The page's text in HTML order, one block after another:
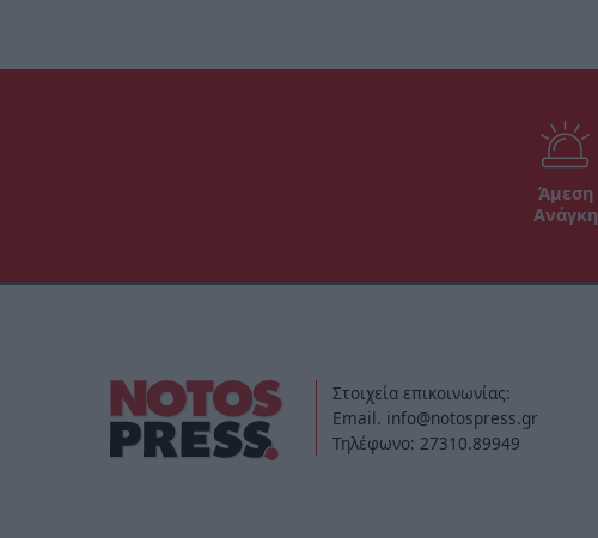
Άμεση
Ανάγκη
Στοιχεία επικοινωνίας:
Email. info@notospress.gr
Τηλέφωνο: 27310.89949